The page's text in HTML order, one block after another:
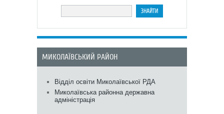
МИКОЛАЇВСЬКИЙ РАЙОН
Відділ освіти Миколаївської РДА
Миколаївська районна державна
адміністрація